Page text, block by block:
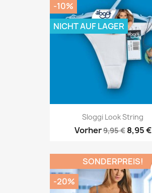
Sloggi Look String
Vorher9,95 € 8,95 €
-10%
NICHT AUF LAGER
SONDERPREIS!
-20%